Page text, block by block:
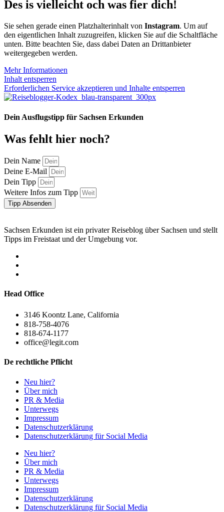
Des is vielleicht och was fier dich!
Sie sehen gerade einen Platzhalterinhalt von Instagram. Um auf
den eigentlichen Inhalt zuzugreifen, klicken Sie auf die Schaltfläche
unten. Bitte beachten Sie, dass dabei Daten an Drittanbieter
weitergegeben werden.
Mehr Informationen
Inhalt entsperren
Erforderlichen Service akzeptieren und Inhalte entsperren
Dein Ausflugstipp für Sachsen Erkunden
Was fehlt hier noch?
Dein Name
Deine E-Mail
Dein Tipp
Weitere Infos zum Tipp
Tipp Absenden
Sachsen Erkunden ist ein privater Reiseblog über Sachsen und stellt
Tipps im Freistaat und der Umgebung vor.
Head Office
3146 Koontz Lane, California
818-758-4076
818-674-1177
office@legit.com
De rechtliche Pflicht
Neu hier?
Über mich
PR & Media
Unterwegs
Impressum
Datenschutzerklärung
Datenschutzerklärung für Social Media
Neu hier?
Über mich
PR & Media
Unterwegs
Impressum
Datenschutzerklärung
Datenschutzerklärung für Social Media